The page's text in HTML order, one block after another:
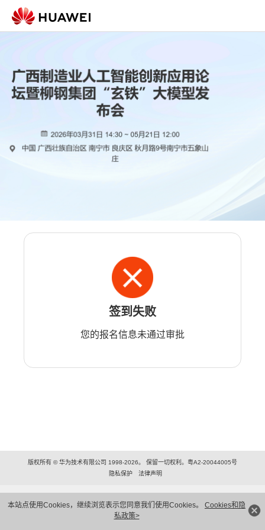
本站点使用Cookies，继续浏览表示您同意我们使用Cookies。 Cookies和隐
私政策>
签到失败
您的报名信息未通过审批
版权所有 © 华为技术有限公司 1998-2026。 保留一切权利。粤A2-20044005号
隐私保护
法律声明